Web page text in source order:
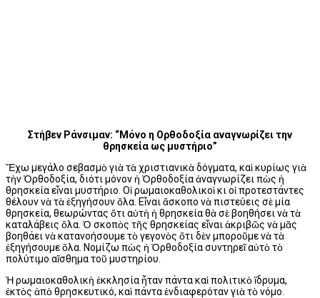
Στήβεν Ράνσιμαν: “Μόνο η Ορθοδοξία αναγνωρίζει την
θρησκεία ως μυστήριο”
Ἔχω μεγάλο σεβασμὸ γιὰ τὰ χριστιανικὰ δόγματα, καὶ κυρίως γιὰ
τὴν Ὀρθοδοξία, διότι μόνον ἡ Ὀρθοδοξία ἀναγνωρίζει πὼς ἡ
θρησκεία εἶναι μυστήριο. Οἱ ρωμαιοκαθολικοὶ κι οἱ προτεστάντες
θέλουν νὰ τὰ ἐξηγήσουν ὅλα. Εἶναι ἄσκοπο νὰ πιστεύεις σὲ μία
θρησκεία, θεωρώντας ὅτι αὐτὴ ἡ θρησκεία θὰ σὲ βοηθήσει νὰ τὰ
καταλάβεις ὅλα. Ὁ σκοπὸς τῆς θρησκείας εἶναι ἀκριβῶς νὰ μᾶς
βοηθάει νὰ κατανοήσουμε τὸ γεγονὸς ὅτι δὲν μποροῦμε νὰ τὰ
ἐξηγήσουμε ὅλα. Νομίζω πὼς ἡ Ὀρθοδοξία συντηρεῖ αὐτὸ τὸ
πολύτιμο αἴσθημα τοῦ μυστηρίου.
Ἡ ρωμαιοκαθολικὴ ἐκκλησία ἦταν πάντα καὶ πολιτικὸ ἵδρυμα,
ἐκτὸς ἀπὸ θρησκευτικό, καὶ πάντα ἐνδιαφερόταν γιὰ τὸ νόμο.